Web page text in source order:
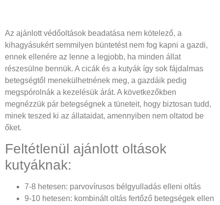
Az ajánlott védőoltások beadatása nem kötelező, a
kihagyásukért semmilyen büntetést nem fog kapni a gazdi,
ennek ellenére az lenne a legjobb, ha minden állat
részesülne bennük. A cicák és a kutyák így sok fájdalmas
betegségtől menekülhetnének meg, a gazdáik pedig
megspórolnák a kezelésük árát. A következőkben
megnézzük pár betegségnek a tüneteit, hogy biztosan tudd,
minek teszed ki az állataidat, amennyiben nem oltatod be
őket.
Feltétlenül ajánlott oltások
kutyáknak:
7-8 hetesen: parvovírusos bélgyulladás elleni oltás
9-10 hetesen: kombinált oltás fertőző betegségek ellen